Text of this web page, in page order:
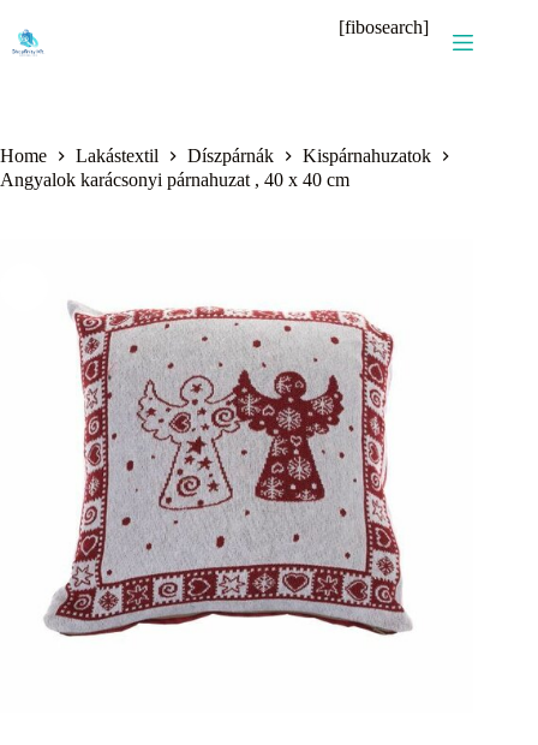
content
[fibosearch]
Home Lakástextil Díszpárnák
Kispárnahuzatok
Angyalok karácsonyi párnahuzat , 40 x 40 cm